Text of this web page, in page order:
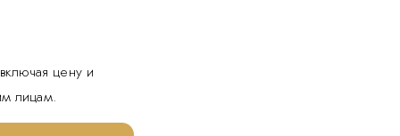
цену и
лицам.